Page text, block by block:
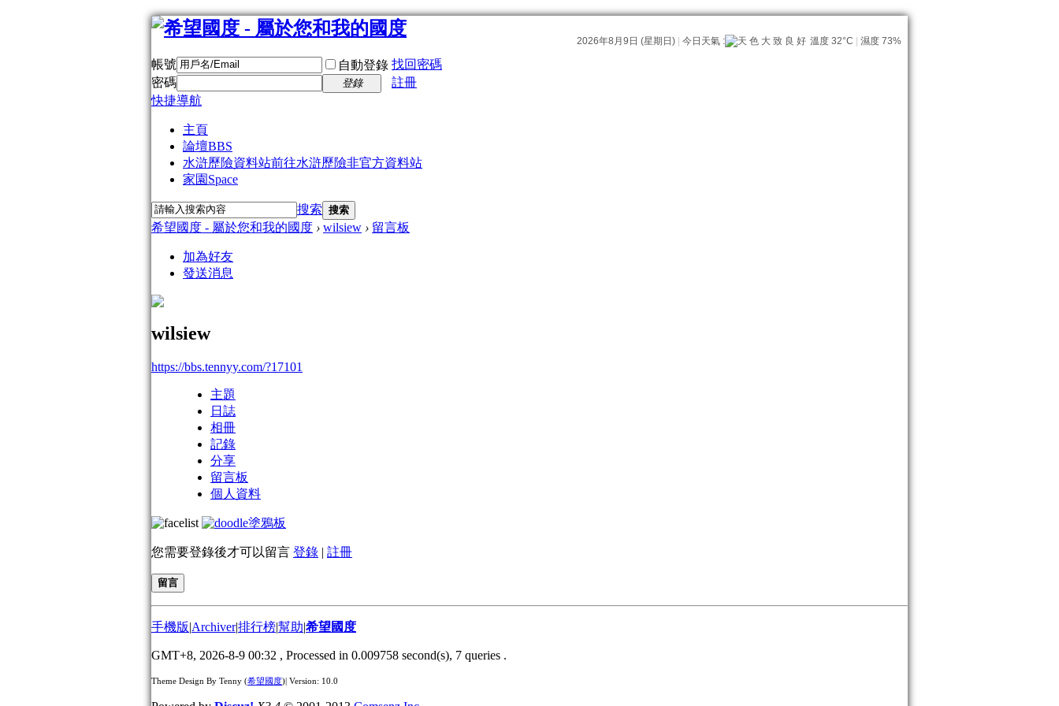
帳號 自動登錄 找回密碼
密碼
登錄
註冊
快捷導航
主頁
論壇BBS
水滸歷險資料站前往水滸歷險非官方資料站
家園 Space
搜索 搜索
希望國度 - 屬於您和我的國度 › wilsiew › 留言板
加為好友
發送消息
wilsiew
https://bbs.tennyy.com/?17101
主題
日誌
相冊
記錄
分享
留言板
個人資料
塗鴉板
您需要登錄後才可以留言 登錄 | 註冊
留言
手機版|Archiver|排行榜|幫助|希望國度
GMT+8, 2026-8-9 00:32 , Processed in 0.009758 second(s), 7 queries .
Theme Design By Tenny (希望國度)| Version: 10.0